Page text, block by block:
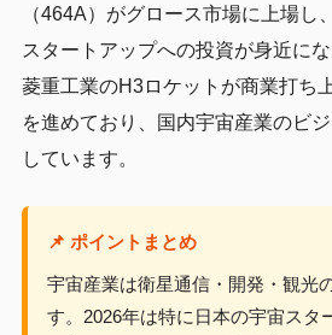
（464A）がグロース市場に上場し
スタートアップへの投資が身近に
菱重工業のH3ロケットが商業打ち
を進めており、国内宇宙産業のビ
しています。
📌 ポイントまとめ
宇宙産業は衛星通信・開発・観光
す。2026年は特に日本の宇宙スタ